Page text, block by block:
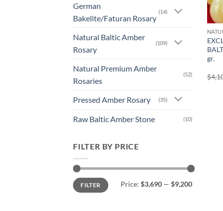
German
Bakelite/Faturan Rosary
(14)
Natural Baltic Amber
Rosary
(109)
Natural Premium Amber
Rosaries
(52)
Pressed Amber Rosary (35)
Raw Baltic Amber Stone (10)
FILTER BY PRICE
Min
price
Max
priceFILTER Price: $3,690 — $9,200
gr.
$